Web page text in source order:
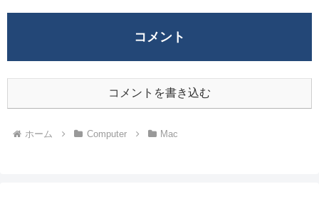
コメント
コメントを書き込む
ホーム Computer Mac